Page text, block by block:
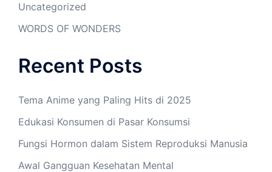
Uncategorized
WORDS OF WONDERS
Recent Posts
Tema Anime yang Paling Hits di 2025
Edukasi Konsumen di Pasar Konsumsi
Fungsi Hormon dalam Sistem Reproduksi Manusia
Awal Gangguan Kesehatan Mental